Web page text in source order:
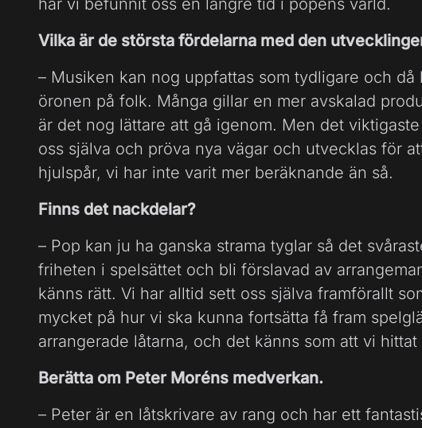
har vi befunnit oss en längre tid i popens värld.
Vilka är de största fördelarna med den
– Musiken kan nog uppfattas som tydligare och
öronen på folk. Många gillar en mer avskalad
är det nog lättare att gå igenom. Men det
oss själva och pröva nya vägar och utvecklas för
hjulspår, vi har inte varit mer beräknande än så.
Finns det nackdelar?
– Pop kan ju ha ganska strama tyglar så det
friheten i spelsättet och bli förslavad av
känns rätt. Vi har alltid sett oss själva framförallt
mycket på hur vi ska kunna fortsätta få fram
arrangerade låtarna, och det känns som att vi hittat
Berätta om Peter Moréns medverkan.
– Peter är en låtskrivare av rang och har ett